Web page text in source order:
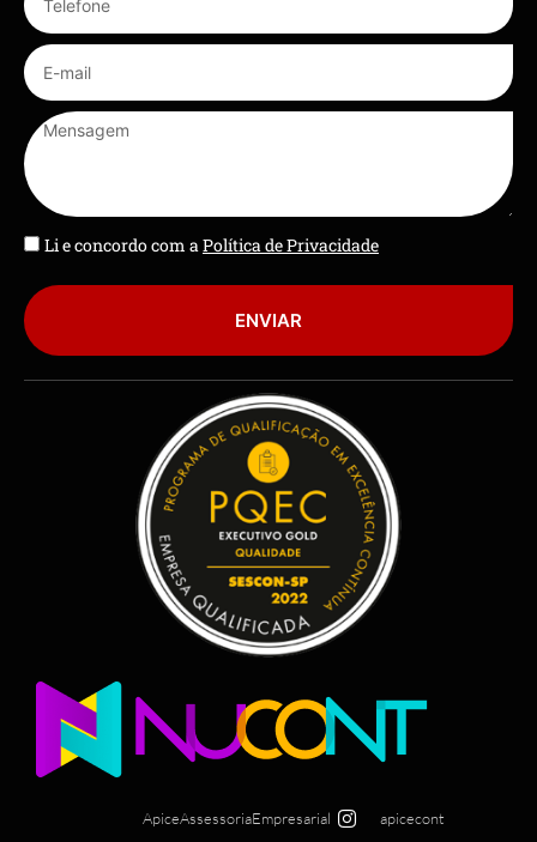
Li e concordo com aPolítica de Privacidade
ENVIAR
ApiceAssessoriaEmpresarial apicecont